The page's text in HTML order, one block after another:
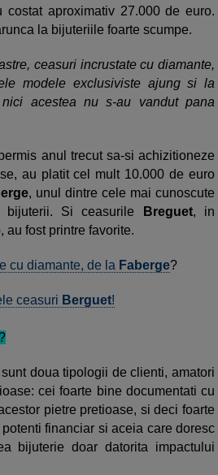
costat aproximativ 27.000 de euro.
la bijuteriile foarte scumpe.
ceasuri incrustate cu diamante,
modele exclusiviste ajung si la
acestea nu s-au vandut pana
anul trecut sa-si achizitioneze
au platit cel mult 10.000 de euro
, unul dintre cele mai cunoscute
bijuterii. Si ceasurile
Breguet, in
au fost printre favorite.
cu diamante, de la Faberge?
ceasuri Berguet!
?
sunt doua tipologii de clienti, amatori
cei foarte bine documentati cu
pietre pretioase, si deci foarte
financiar si aceia care doresc
bijuterie doar datorita impactului